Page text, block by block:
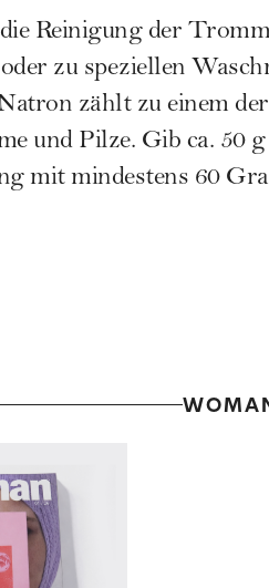
Reinigung der
zu speziellen
zählt zu einem
und Pilze. Gib ca. 50
mit mindestens 60